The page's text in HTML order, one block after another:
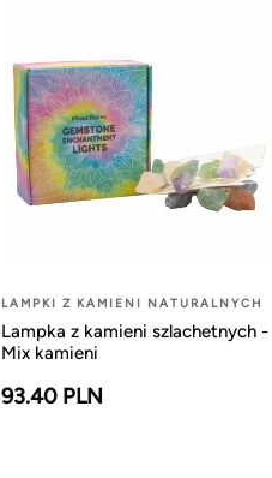
LAMPKI Z KAMIENI NATURALNYCH
Lampka z kamieni szlachetnych -
Mix kamieni
93.40 PLN